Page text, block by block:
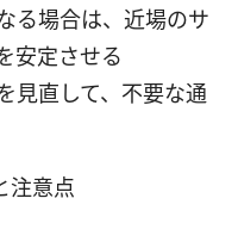
る場合は、近場のサ
安定させる
見直して、不要な通
注意点